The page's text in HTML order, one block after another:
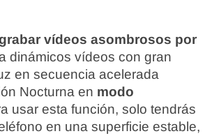
vídeos asombrosos por
dinámicos vídeos con gran
en secuencia acelerada
Nocturna en modo
usar esta función, solo tendrás
en una superficie estable,